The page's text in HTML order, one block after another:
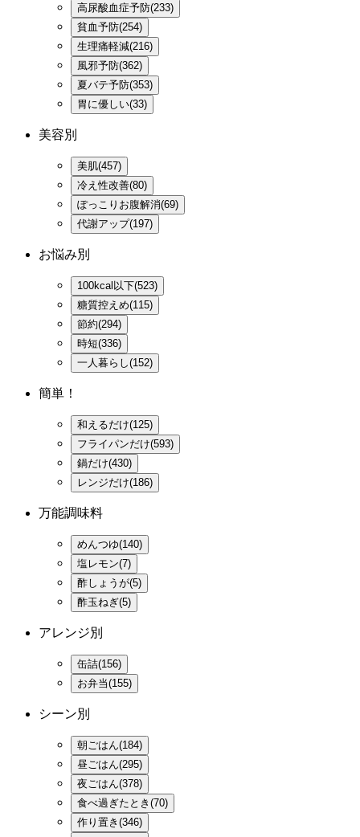
高尿酸血症予防(233)
貧血予防(254)
生理痛軽減(216)
風邪予防(362)
夏バテ予防(353)
胃に優しい(33)
美容別
美肌(457)
冷え性改善(80)
ぽっこりお腹解消(69)
代謝アップ(197)
お悩み別
100kcal以下(523)
糖質控えめ(115)
節約(294)
時短(336)
一人暮らし(152)
簡単！
和えるだけ(125)
フライパンだけ(593)
鍋だけ(430)
レンジだけ(186)
万能調味料
めんつゆ(140)
塩レモン(7)
酢しょうが(5)
酢玉ねぎ(5)
アレンジ別
缶詰(156)
お弁当(155)
シーン別
朝ごはん(184)
昼ごはん(295)
夜ごはん(378)
食べ過ぎたとき(70)
作り置き(346)